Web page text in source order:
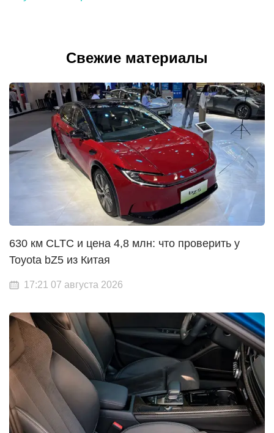
Свежие материалы
630 км CLTC и цена 4,8 млн: что проверить у
Toyota bZ5 из Китая
17:21 07 августа 2026